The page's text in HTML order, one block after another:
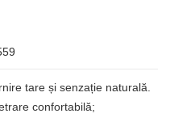
tare și senzație naturală.
confortabilă;